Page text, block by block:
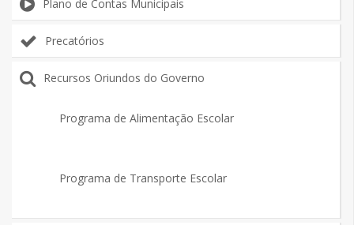
Plano de Contas Municipais
Precatórios
Recursos Oriundos do Governo
Programa de Alimentação Escolar
Programa de Transporte Escolar